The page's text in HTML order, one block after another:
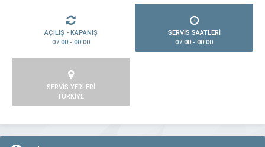
AÇILIŞ - KAPANIŞ
07:00 - 00:00
SERVİS SAATLERİ
07:00 - 00:00
SERVİS YERLERİ
TÜRKİYE